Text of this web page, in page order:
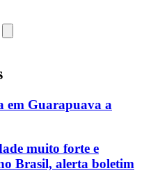
em Guarapuava a
muito forte e
Brasil, alerta boletim